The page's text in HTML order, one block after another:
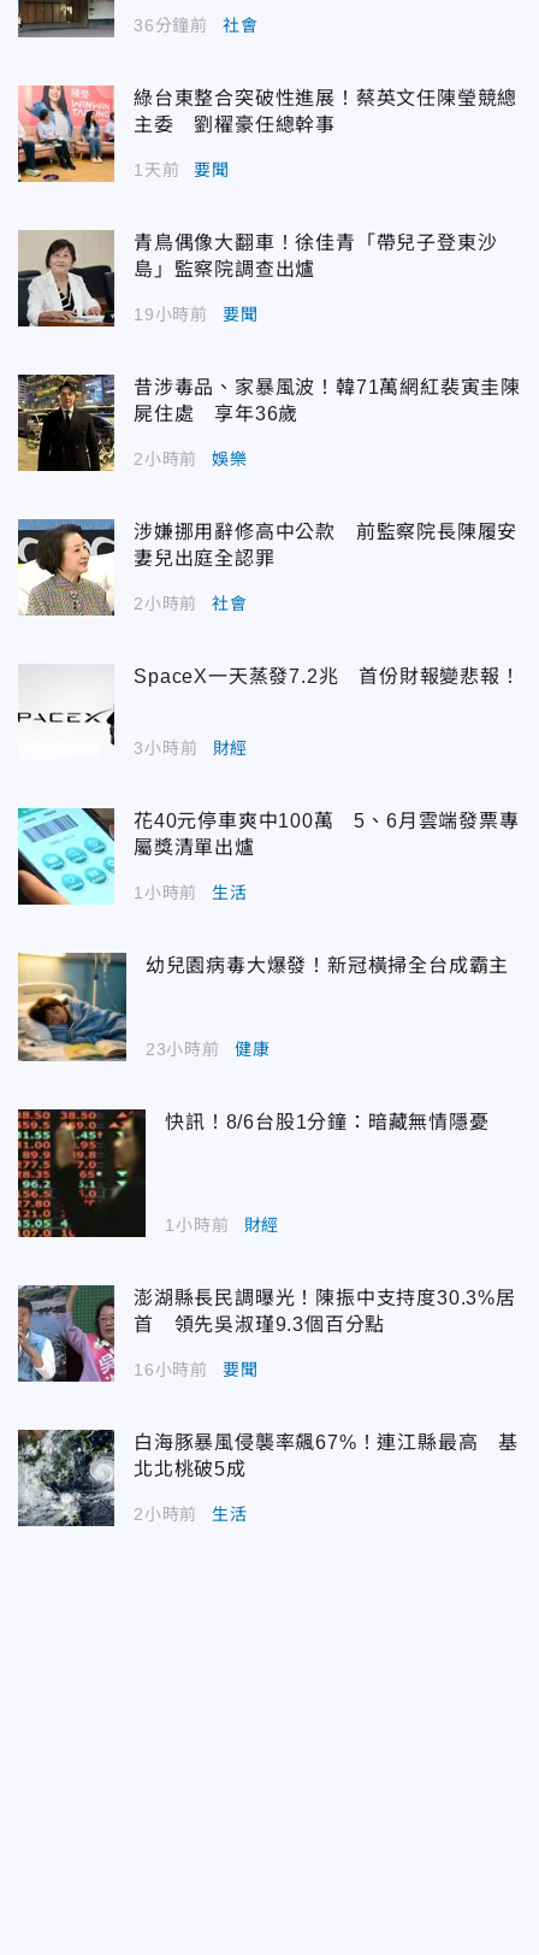
36分鐘前 社會
綠台東整合突破性進展！蔡英文任陳瑩競總
主委 劉櫂豪任總幹事
1天前 要聞
青鳥偶像大翻車！徐佳青「帶兒子登東沙
島」監察院調查出爐
19小時前 要聞
昔涉毒品、家暴風波！韓71萬網紅裴寅圭陳
屍住處 享年36歲
2小時前 娛樂
涉嫌挪用辭修高中公款 前監察院長陳履安
妻兒出庭全認罪
2小時前 社會
SpaceX一天蒸發7.2兆 首份財報變悲報！
3小時前 財經
花40元停車爽中100萬 5、6月雲端發票專
屬獎清單出爐
1小時前 生活
幼兒園病毒大爆發！新冠橫掃全台成霸主
23小時前 健康
快訊！8/6台股1分鐘：暗藏無情隱憂
1小時前 財經
澎湖縣長民調曝光！陳振中支持度30.3%居
首 領先吳淑瑾9.3個百分點
16小時前 要聞
白海豚暴風侵襲率飆67%！連江縣最高 基
北北桃破5成
2小時前 生活